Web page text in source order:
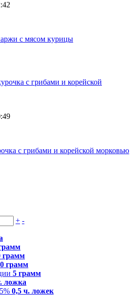
с мясом курицы
с грибами и корейской морковью
+ -
грамм
грамм
5 грамм
ложка
0,5 ч. ложек